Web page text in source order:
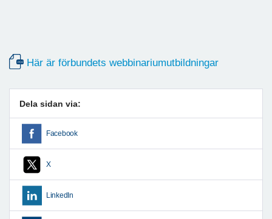
Här är förbundets webbinariumutbildningar
Dela sidan via:
Facebook
X
LinkedIn